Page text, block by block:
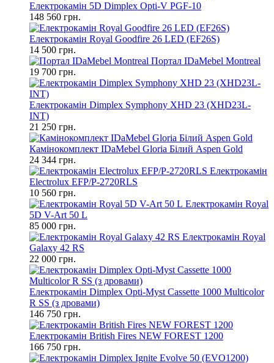
Електрокамін 5D Dimplex Opti-V PGF-10
148 560 грн.
Електрокамін Royal Goodfire 26 LED (EF26S)
14 500 грн.
Портал IDaMebel Montreal
19 700 грн.
Електрокамін Dimplex Symphony XHD 23 (XHD23L-
INT)
21 250 грн.
Камінокомплект IDaMebel Gloria Білий Aspen Gold
24 344 грн.
Електрокамін
Electrolux EFP/P-2720RLS
10 560 грн.
Електрокамін Royal
5D V-Art 50 L
85 000 грн.
Електрокамін Royal
Galaxy 42 RS
22 000 грн.
Електрокамін Dimplex Opti-Myst Cassette 1000 Multicolor
R SS (з дровами)
146 750 грн.
Електрокамін British Fires NEW FOREST 1200
166 750 грн.